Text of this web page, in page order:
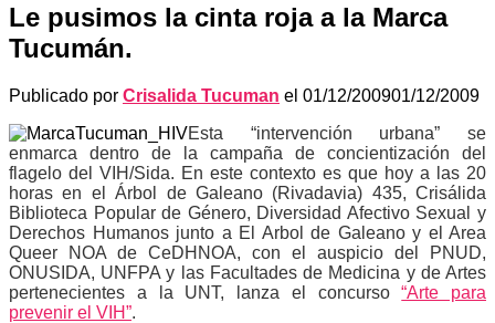
Le pusimos la cinta roja a la Marca
Tucumán.
Publicado por Crisalida Tucuman el 01/12/200901/12/2009
Esta “intervención urbana” se
enmarca dentro de la campaña de concientización del
flagelo del VIH/Sida. En este contexto es que hoy a las 20
horas en el Árbol de Galeano (Rivadavia) 435, Crisálida
Biblioteca Popular de Género, Diversidad Afectivo Sexual y
Derechos Humanos junto a El Arbol de Galeano y el Area
Queer NOA de CeDHNOA, con el auspicio del PNUD,
ONUSIDA, UNFPA y las Facultades de Medicina y de Artes
pertenecientes a la UNT, lanza el concurso“Arte para
prevenir el VIH”.